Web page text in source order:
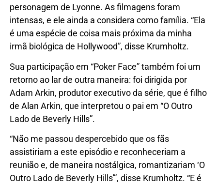
personagem de Lyonne. As filmagens foram
intensas, e ele ainda a considera como família. “Ela
é uma espécie de coisa mais próxima da minha
irmã biológica de Hollywood”, disse Krumholtz.
Sua participação em “Poker Face” também foi um
retorno ao lar de outra maneira: foi dirigida por
Adam Arkin, produtor executivo da série, que é filho
de Alan Arkin, que interpretou o pai em “O Outro
Lado de Beverly Hills”.
“Não me passou despercebido que os fãs
assistiriam a este episódio e reconheceriam a
reunião e, de maneira nostálgica, romantizariam ‘O
Outro Lado de Beverly Hills'”, disse Krumholtz. “E é